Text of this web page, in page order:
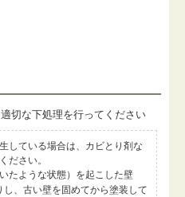
切な下処理を行ってください
している場合は、カビとり剤な
ださい。
たような状態）を起こした壁
し、古い壁を固めてから塗装して